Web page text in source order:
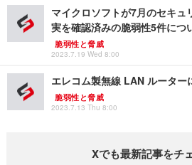
マイクロソフトが7月のセキュ
実を確認済みの脆弱性5件につ
脆弱性と脅威
2023.7.19 Wed 8:00
エレコム製無線 LAN ルーター
脆弱性と脅威
2023.7.13 Thu 8:00
Xでも最新記事をチ